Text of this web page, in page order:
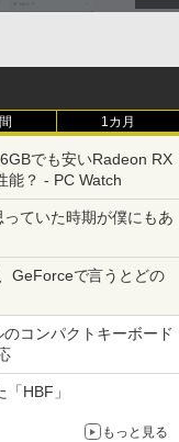
ルレス 2L×9本
ルレス 500ml ×24本
500ミリリットル (Sm
本
115 (ジャンプコミッ
ノクロ版 39 (ジャンプ
ふたり 9巻 (デジタル
中ポイント5倍】
A579/B メモ
インチ HDMI テ
期設定済 すぐ使え
2営業日以内に発送
ートパソコン 東芝
ズ 15.6インチ Co
Bluetooth HDMI O
ン 中古ノートPC 整
Core i5 Windows1
SSD 256GB/51
ダプター付属 HDMI
付き デスクト
ップPC
倍｜Windows11正
スクトップパソコン
き｜メモリ8GB SS
｜ デスクトップ Mi
以降｜セット購入
古｜中古PC
IPSパネル 非光沢
選択可能 Type-C対
ュアルモニター テレ
ーポン 8/12 10時ま
チ 100Hz FHD VA
掛け対応 省スペース
Adaptive-Sync
/23.8インチ/27イン
[ ブレット・リン
輸入 フラッシン
便不可商品】【沖
】
1カ月
でも安いRadeon RX
能？ - PC Watch
ていた時期が僕にもあ
GeForceで言うとどの
コンパクトキーボード
「HBF」
もっと見る